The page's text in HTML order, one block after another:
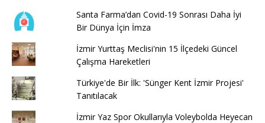
Santa Farma’dan Covid-19 Sonrası Daha İyi
Bir Dünya İçin İmza
İzmir Yurttaş Meclisi'nin 15 İlçedeki Güncel
Çalışma Hareketleri
Türkiye'de Bir İlk: 'Sünger Kent İzmir Projesi'
Tanıtılacak
İzmir Yaz Spor Okullarıyla Voleybolda Heyecan